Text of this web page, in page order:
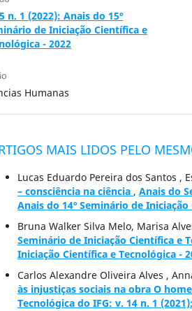
n. 1 (2022): Anais do 15º
de Iniciação Científica e
- 2022
Humanas
MAIS LIDOS PELO
Lucas Eduardo Pereira dos Santos ,
– consciência na ciência , Anais do
Anais do 14º Seminário de
Bruna Walker Silva Melo, Marisa
Seminário de Iniciação Científica e
Iniciação Científica e Tecnológica -
Carlos Alexandre Oliveira Alves ,
às injustiças sociais na obra O
Tecnológica do IFG: v. 14 n. 1